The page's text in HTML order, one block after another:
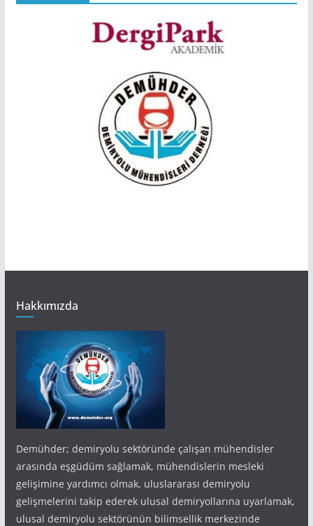
Hakkımızda
Demühder; demiryolu sektöründe çalışan mühendisler
arasında eşgüdüm sağlamak, mühendislerin mesleki
gelişimine yardımcı olmak, uluslararası demiryolu
gelişmelerini takip ederek ulusal demiryollarına uyarlamak,
ulusal demiryolu sektörünün bilimsellik merkezinde